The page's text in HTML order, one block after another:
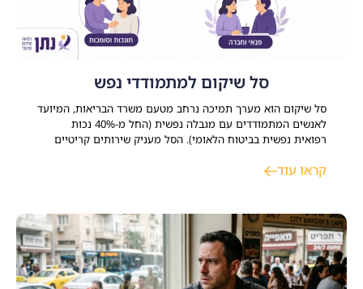
סל שיקום למתמודדי נפש
סל שיקום הוא מערך תמיכה נרחב מטעם משרד הבריאות, המיועד
לאנשים המתמודדים עם מגבלה נפשית (החל מ-40% נכות
רפואית נפשית בביטוח הלאומי). הסל מעניק שירותים קריטיים
ברורה לסייע למשתקמים להשתלב בקהילה ולבנות חיים עצמאיים,
קראו עוד